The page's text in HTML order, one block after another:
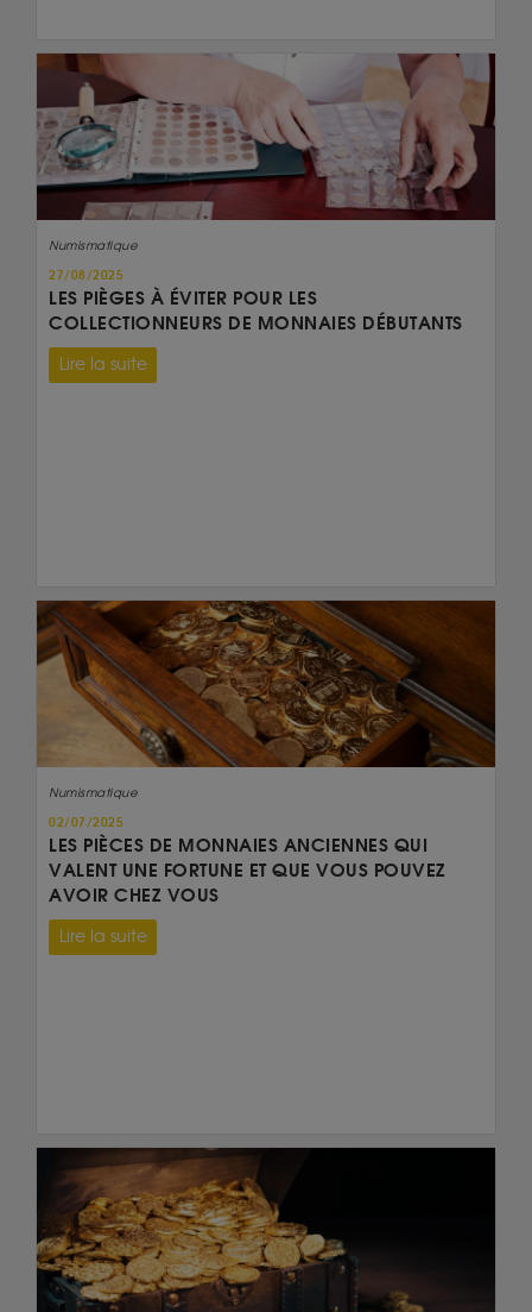
Numismatique
27/08/2025
LES PIÈGES À ÉVITER POUR LES
COLLECTIONNEURS DE MONNAIES DÉBUTANTS
Lire la suite
Numismatique
02/07/2025
LES PIÈCES DE MONNAIES ANCIENNES QUI
VALENT UNE FORTUNE ET QUE VOUS POUVEZ
AVOIR CHEZ VOUS
Lire la suite